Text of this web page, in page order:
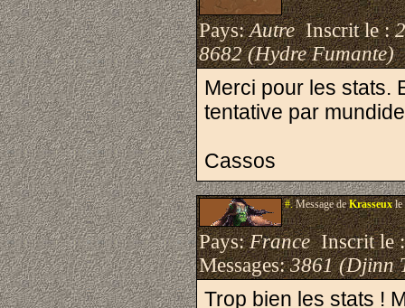
Pays:AutreInscrit le :
8682 (Hydre Fumante)
Merci pour les stats.
tentative par
Cassos
#.Message deKrasseuxle
Pays:FranceInscrit le
Messages:3861 (Djinn
Trop bien les stats !